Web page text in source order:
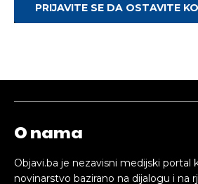
PRIJAVITE SE DA OSTAVITE
O nama
Objavi.ba je nezavisni medijski portal
novinarstvo bazirano na dijalogu i na